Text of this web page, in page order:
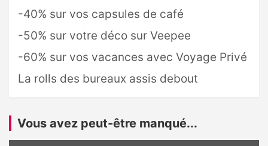
-40% sur vos capsules de café
-50% sur votre déco sur Veepee
-60% sur vos vacances avec Voyage Privé
La rolls des bureaux assis debout
Vous avez peut-être manqué...